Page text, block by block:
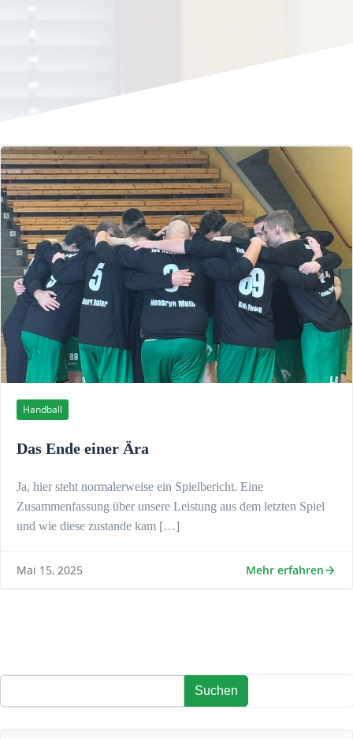
Handball
Das Ende einer Ära
Ja, hier steht normalerweise ein Spielbericht. Eine
Zusammenfassung über unsere Leistung aus dem letzten Spiel
und wie diese zustande kam […]
Mai 15, 2025 Mehr erfahren
Suchen